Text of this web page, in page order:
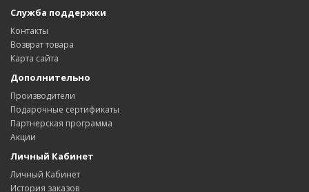
Служба поддержки
Контакты
Возврат товара
Карта сайта
Дополнительно
Производители
Подарочные сертификаты
Партнерская программа
Акции
Личный Кабинет
Личный Кабинет
История заказов